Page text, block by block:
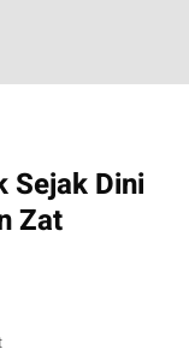
Sejak Dini
Zat